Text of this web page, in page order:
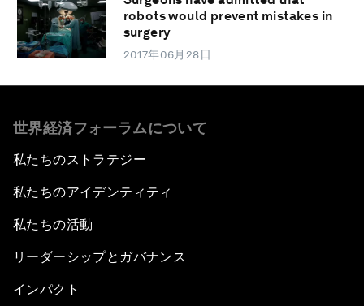
robots would prevent mistakes in
surgery
2017年06月28日
世界経済フォーラムについて
私たちのストラテジー
私たちのアイデンティティ
私たちの活動
リーダーシップとガバナンス
インパクト